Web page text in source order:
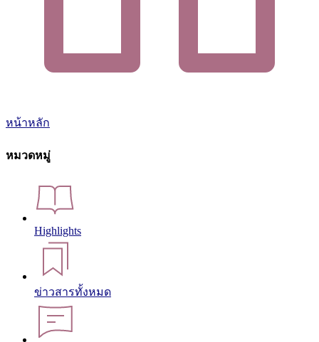
หน้าหลัก
หมวดหมู่
Highlights
ข่าวสารทั้งหมด